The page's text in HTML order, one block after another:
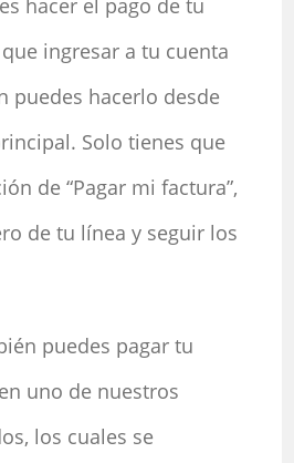
hacer el pago de tu
ingresar a tu cuenta
puedes hacerlo desde
Solo tienes que
de “Pagar mi factura”,
de tu línea y seguir los
puedes pagar tu
uno de nuestros
los cuales se